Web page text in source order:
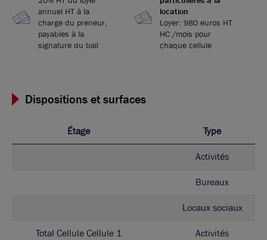
annuel HT à la
charge du preneur,
payables à la
signature du bail
location
Loyer: 980 euros HT
HC /mois pour
chaque cellule
Dispositions et surfaces
Étage Type
Activités
Bureaux
Locaux sociaux
Total Cellule Cellule 1 Activités